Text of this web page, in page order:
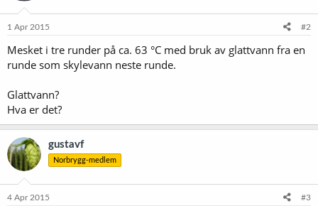
1 Apr 2015 #2
Mesket i tre runder på ca. 63 °C med bruk av glattvann fra en
runde som skylevann neste runde.
Glattvann?
Hva er det?
gustavf
Norbrygg-medlem
4 Apr 2015 #3